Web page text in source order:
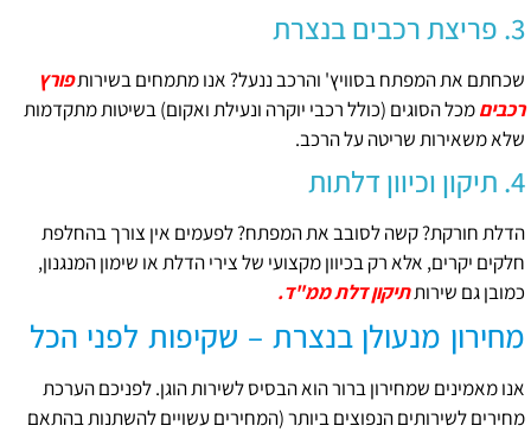
3. פריצת רכבים בנצרת
שכחתם את המפתח בסוויץ' והרכב ננעל? אנו מתמחים בשירותפורץ
רכביםמכל הסוגים (כולל רכבי יוקרה ונעילת ואקום) בשיטות מתקדמות
שלא משאירות שריטה על הרכב.
4. תיקון וכיוון דלתות
הדלת חורקת? קשה לסובב את המפתח? לפעמים אין צורך בהחלפת
חלקים יקרים, אלא רק בכיוון מקצועי של צירי הדלת או שימון המנגנון,
כמובן גם שירותתיקון דלת ממ"ד.
מחירון מנעולן בנצרת – שקיפות לפני הכל
אנו מאמינים שמחירון ברור הוא הבסיס לשירות הוגן. לפניכם הערכת
מחירים לשירותים הנפוצים ביותר (המחירים עשויים להשתנות בהתאם